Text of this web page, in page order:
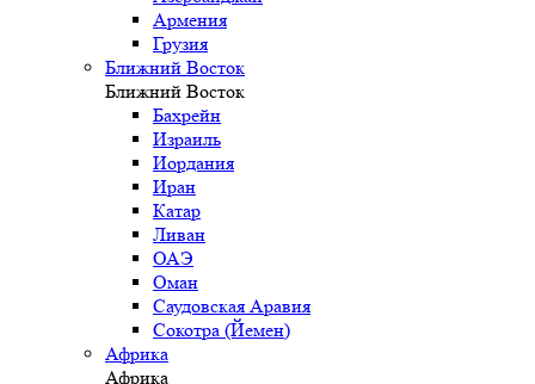
Армения
Грузия
Ближний Восток
Ближний Восток
Бахрейн
Израиль
Иордания
Иран
Катар
Ливан
ОАЭ
Оман
Саудовская Аравия
Сокотра (Йемен)
Африка
Африка